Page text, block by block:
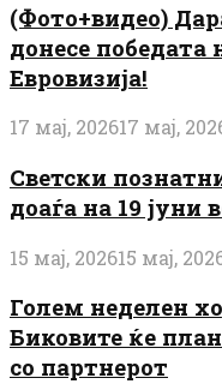
(Фото+видео)
донесе победата
Евровизија!
17 мај, 202617 мај,
Светски
доаѓа на 19 јуни
15 мај, 202615 мај,
Голем неделен
Биковите ќе
со партнерот